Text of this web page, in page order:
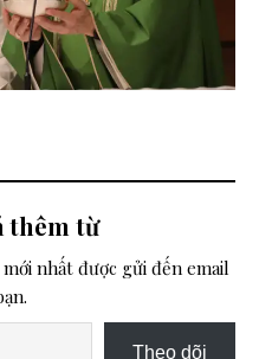
thêm từ
nhất được gửi đến email
Theo dõi